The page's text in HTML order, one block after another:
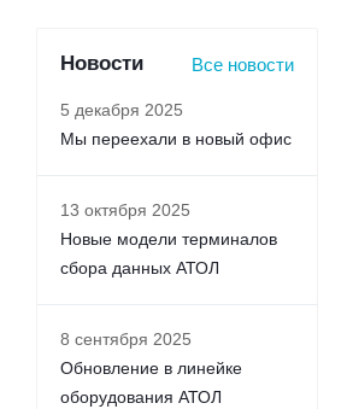
Новости Все новости
5 декабря 2025
Мы переехали в новый офис
13 октября 2025
Новые модели терминалов
сбора данных АТОЛ
8 сентября 2025
Обновление в линейке
оборудования АТОЛ